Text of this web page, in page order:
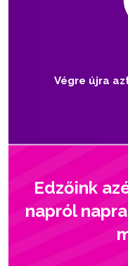
Végre újra
Edzőink
napról